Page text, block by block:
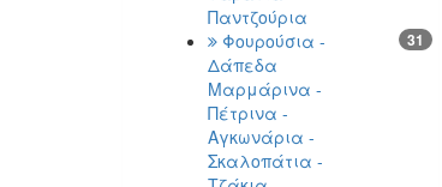
Παντζούρια
Φουρούσια -
Δάπεδα
Μαρμάρινα -
Πέτρινα -
Αγκωνάρια -
Σκαλοπάτια -
31